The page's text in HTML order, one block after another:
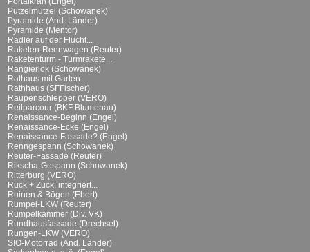
Putzelmutzel (Schowanek)
Pyramide (And. Länder)
Pyramide (Mentor)
Radler auf der Flucht...
Raketen-Rennwagen (Reuter)
Raketenturm - Turmrakete...
Rangierlok (Schowanek)
Rathaus mit Garten...
Rathhaus (SFFischer)
Raupenschlepper (VERO)
Reitparcour (BKF Blumenau)
Renaissance-Beginn (Engel)
Renaissance-Ecke (Engel)
Renaissance-Fassade? (Engel)
Renngespann (Schowanek)
Reuter-Fassade (Reuter)
Rikscha-Gespann (Schowanek)
Ritterburg (VERO)
Ruck + Zuck, integriert...
Ruinen & Bögen (Ebert)
Rumpel-LKW (Reuter)
Rumpelkammer (Div. VK)
Rundhausfassade (Drechsel)
Rungen-LKW (VERO)
SIO-Motorrad (And. Länder)